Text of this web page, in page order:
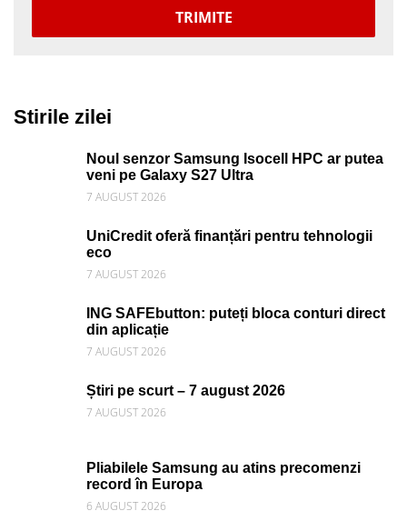
TRIMITE
Stirile zilei
Noul senzor Samsung Isocell HPC ar putea
veni pe Galaxy S27 Ultra
7 AUGUST 2026
UniCredit oferă finanțări pentru tehnologii
eco
7 AUGUST 2026
ING SAFEbutton: puteți bloca conturi direct
din aplicație
7 AUGUST 2026
Știri pe scurt – 7 august 2026
7 AUGUST 2026
Pliabilele Samsung au atins precomenzi
record în Europa
6 AUGUST 2026